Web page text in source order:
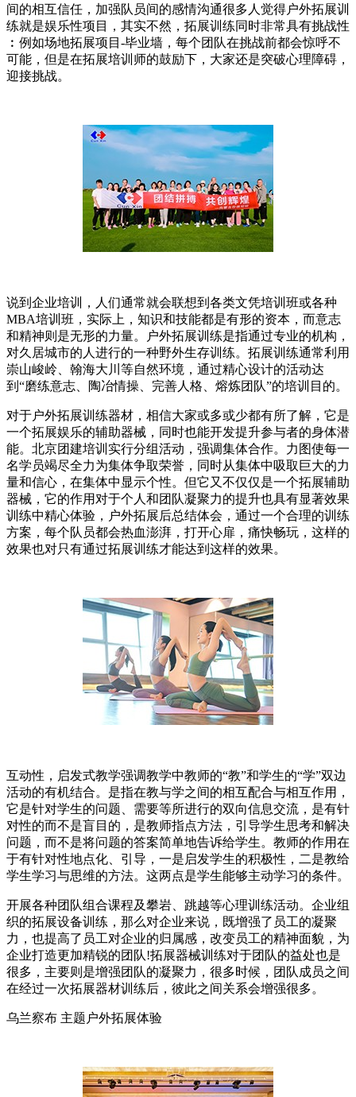
间的相互信任，加强队员间的感情沟通很多人觉得户外拓展训
练就是娱乐性项目，其实不然，拓展训练同时非常具有挑战性
︰例如场地拓展项目-毕业墙，每个团队在挑战前都会惊呼不
可能，但是在拓展培训师的鼓励下，大家还是突破心理障碍，
迎接挑战。
说到企业培训，人们通常就会联想到各类文凭培训班或各种
MBA培训班，实际上，知识和技能都是有形的资本，而意志
和精神则是无形的力量。户外拓展训练是指通过专业的机构，
对久居城市的人进行的一种野外生存训练。拓展训练通常利用
崇山峻岭、翰海大川等自然环境，通过精心设计的活动达
到“磨练意志、陶冶情操、完善人格、熔炼团队”的培训目的。
对于户外拓展训练器材，相信大家或多或少都有所了解，它是
一个拓展娱乐的辅助器械，同时也能开发提升参与者的身体潜
能。北京团建培训实行分组活动，强调集体合作。力图使每一
名学员竭尽全力为集体争取荣誉，同时从集体中吸取巨大的力
量和信心，在集体中显示个性。但它又不仅仅是一个拓展辅助
器械，它的作用对于个人和团队凝聚力的提升也具有显著效果
训练中精心体验，户外拓展后总结体会，通过一个合理的训练
方案，每个队员都会热血澎湃，打开心扉，痛快畅玩，这样的
效果也对只有通过拓展训练才能达到这样的效果。
互动性，启发式教学强调教学中教师的“教”和学生的“学”双边
活动的有机结合。是指在教与学之间的相互配合与相互作用，
它是针对学生的问题、需要等所进行的双向信息交流，是有针
对性的而不是盲目的，是教师指点方法，引导学生思考和解决
问题，而不是将问题的答案简单地告诉给学生。教师的作用在
于有针对性地点化、引导，一是启发学生的积极性，二是教给
学生学习与思维的方法。这两点是学生能够主动学习的条件。
开展各种团队组合课程及攀岩、跳越等心理训练活动。企业组
织的拓展设备训练，那么对企业来说，既增强了员工的凝聚
力，也提高了员工对企业的归属感，改变员工的精神面貌，为
企业打造更加精锐的团队!拓展器械训练对于团队的益处也是
很多，主要则是增强团队的凝聚力，很多时候，团队成员之间
在经过一次拓展器材训练后，彼此之间关系会增强很多。
乌兰察布 主题户外拓展体验